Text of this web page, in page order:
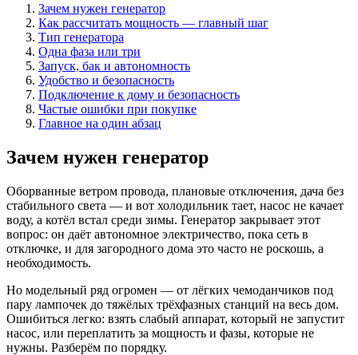
Зачем нужен генератор
Как рассчитать мощность — главный шаг
Тип генератора
Одна фаза или три
Запуск, бак и автономность
Удобство и безопасность
Подключение к дому и безопасность
Частые ошибки при покупке
Главное на один абзац
Зачем нужен генератор
Оборванные ветром провода, плановые отключения, дача без
стабильного света — и вот холодильник тает, насос не качает
воду, а котёл встал среди зимы. Генератор закрывает этот
вопрос: он даёт автономное электричество, пока сеть в
отключке, и для загородного дома это часто не роскошь, а
необходимость.
Но модельный ряд огромен — от лёгких чемоданчиков под
пару лампочек до тяжёлых трёхфазных станций на весь дом.
Ошибиться легко: взять слабый аппарат, который не запустит
насос, или переплатить за мощность и фазы, которые не
нужны. Разберём по порядку.